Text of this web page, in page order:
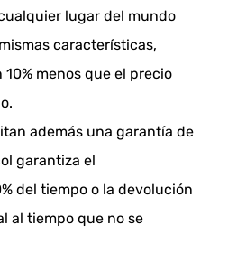
lugar del mundo
características,
menos que el precio
además una garantía de
garantiza el
del tiempo o la devolución
al tiempo que no se